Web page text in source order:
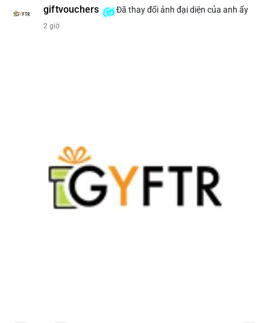
#207btc #aplucban
giftvouchers Đã thay đổi ảnh đại diện của anh ấy
2 giờ